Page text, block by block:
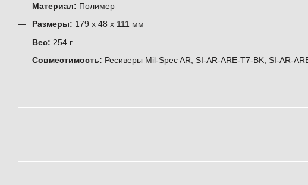
Материал: Полимер
Размеры: 179 х 48 х 111 мм
Вес: 254 г
Совместимость: Ресиверы Mil-Spec AR, SI-AR-ARE-T7-BK, SI-AR-